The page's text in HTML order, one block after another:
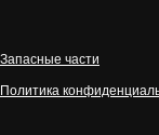
Запасные части
Политика